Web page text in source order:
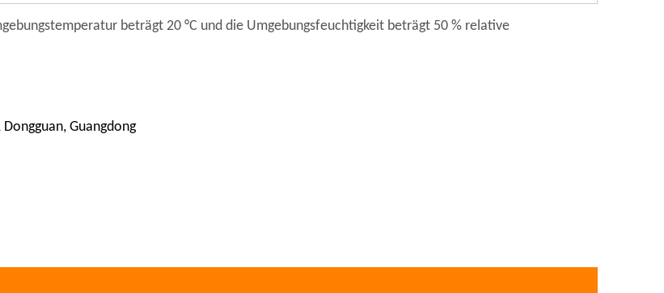
beträgt 20 °C und die Umgebungsfeuchtigkeit beträgt 50 % relative
Guangdong